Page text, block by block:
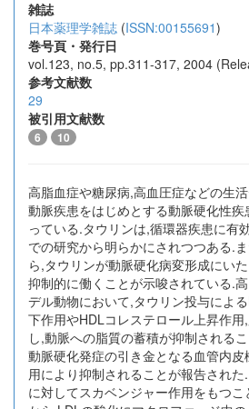
雑誌
日本薬理学雑誌 (ISSN:00155691)
巻号頁・発行日
vol.123, no.5, pp.311-317, 2004
参考文献数
29
被引用文献数
6 10
高脂血症や糖尿病,高血圧症などの生
動脈疾患をはじめとする動脈硬化性
っている.タウリンは,循環器疾患に有
での研究から明らかにされつつある.
ら,タウリンが動脈硬化病変形成にい
抑制的に働くことが示唆されている.
デル動物において,タウリン投与によ
下作用やHDLコレステロール上昇作
し,動脈への脂質の蓄積が抑制される
動脈硬化発症の引き金となる血管内
用により抑制されることが報告され
に対してスカベンジャー作用をもつ